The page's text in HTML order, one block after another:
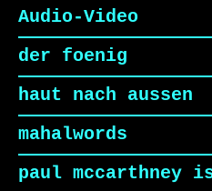
Audio-Video
der foenig
haut nach aussen
mahalwords
paul mccarthney